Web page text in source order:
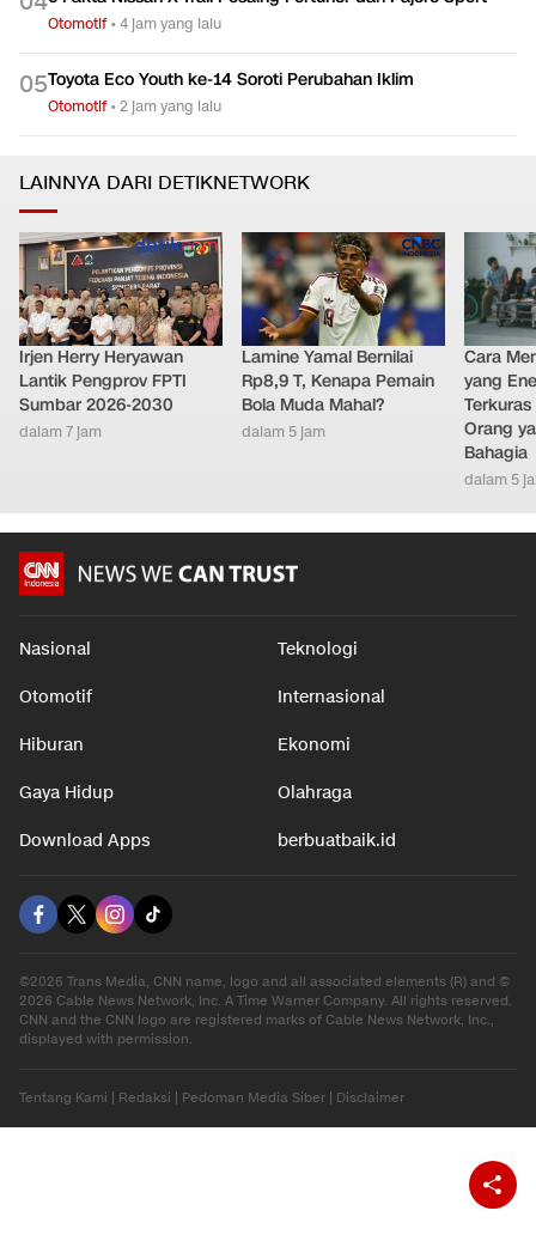
Otomotif•4 jam yang lalu
05Toyota Eco Youth ke-14 Soroti Perubahan Iklim
Otomotif•2 jam yang lalu
LAINNYA DARI DETIKNETWORK
Irjen Herry Heryawan
Lantik Pengprov FPTI
Sumbar 2026-2030
dalam 7 jam
Lamine Yamal Bernilai
Rp8,9 T, Kenapa Pemain
Bola Muda Mahal?
dalam 5 jam
Cara
yang
Orang
Bahagia
dalam 5
Nasional Teknologi
Otomotif Internasional
Hiburan Ekonomi
Gaya Hidup Olahraga
Download Apps berbuatbaik.id
©2026 Trans Media, CNN name, logo and all associated elements (R) and ©
2026 Cable News Network, Inc. A Time Warner Company. All rights reserved.
CNN and the CNN logo are registered marks of Cable News Network, Inc.,
displayed with permission.
Tentang Kami Redaksi Pedoman Media Siber Disclaimer